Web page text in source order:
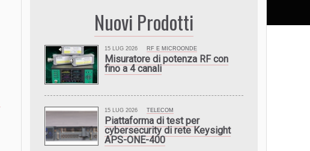
Nuovi Prodotti
15 LUG 2026 RF E MICROONDE
Misuratore di potenza RF con
fino a 4 canali
15 LUG 2026 TELECOM
Piattaforma di test per
cybersecurity di rete Keysight
APS-ONE-400